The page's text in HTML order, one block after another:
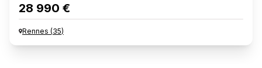
28 990 €
Rennes (35)